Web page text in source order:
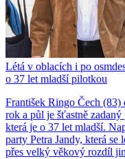
Létá v oblacích i po
o 37 let mladší pilotkou
František Ringo Čech (83)
rok a půl je šťastně
která je o 37 let mladší.
party Petra Jandy, která se
přes velký věkový rozdíl